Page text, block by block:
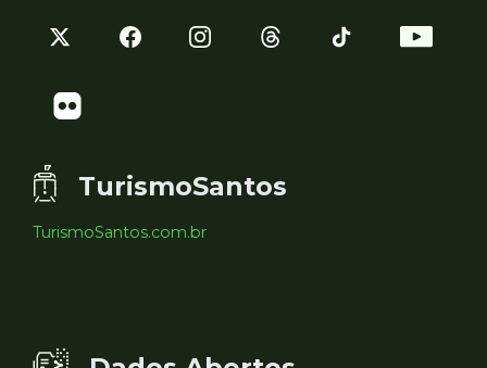
TurismoSantos
TurismoSantos.com.br